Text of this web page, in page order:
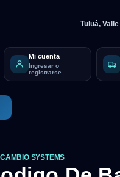
Tuluá,
Mi cuenta
Ingresar o
registrarse
SYSTEMS